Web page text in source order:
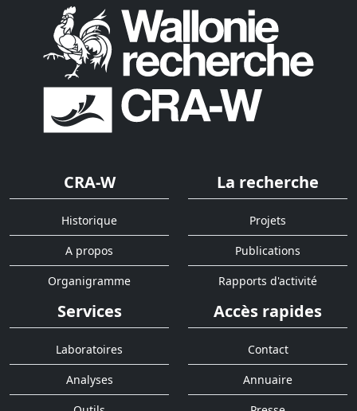
CRA-W
Historique
A propos
Organigramme
La recherche
Projets
Publications
Rapports d'activité
Services
Laboratoires
Analyses
Accès rapides
Contact
Annuaire